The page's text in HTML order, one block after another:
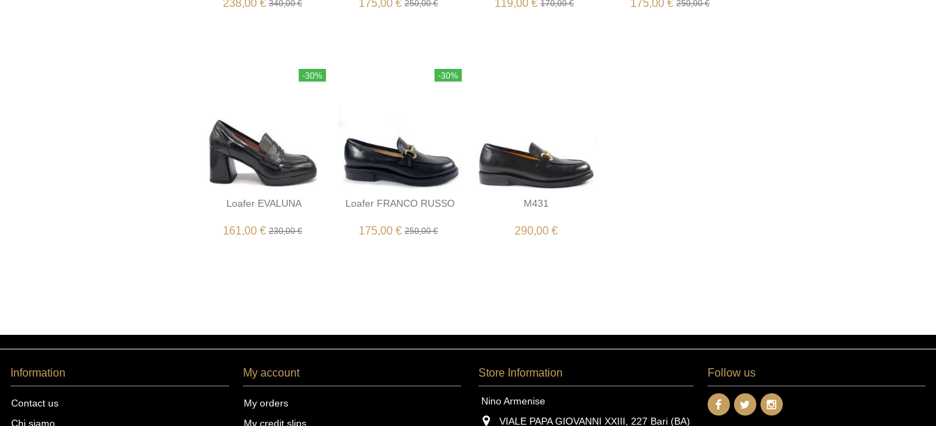
238,00 € 340,00 € 175,00 € 250,00 € 119,00 €170,00 € 175,00 €250,00 €
-30%
Loafer EVALUNA
161,00 € 230,00 €
-30%
Loafer FRANCO RUSSO
175,00 € 250,00 €
M431
290,00 €
Information
Contact us
Chi siamo
My account
My orders
My credit slips
Store Information
Nino Armenise
VIALE PAPA GIOVANNI XXIII, 227 Bari (BA)
Follow us